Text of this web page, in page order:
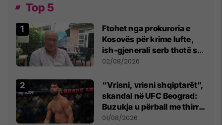
Top 5
Ftohet nga prokuroria e
Kosovës për krime lufte,
ish-gjenerali serb thotë se
dikush e tradhtoi në
02/08/2026
“Vrisni, vrisni shqiptarët”,
skandal në UFC Beograd:
Buzukja u përball me thirrje
anti-shqiptare nga
01/08/2026